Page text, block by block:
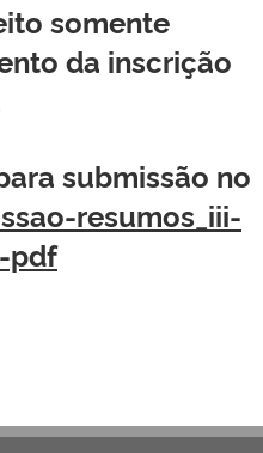
somente
da inscrição
submissão no
resumos_iii-
pdf